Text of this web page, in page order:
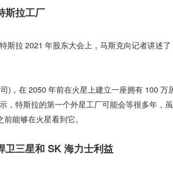
斯拉工厂
斯拉 2021 年股东大会上，马斯克向记者讲述了
)，在 2050 年前在火星上建立一座拥有 100 万
，特斯拉的第一个外星工厂可能会等很多年，虽
能够在火星看到它。
卫三星和 SK 海力士利益